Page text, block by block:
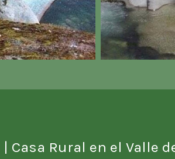
| Casa Rural en el Valle